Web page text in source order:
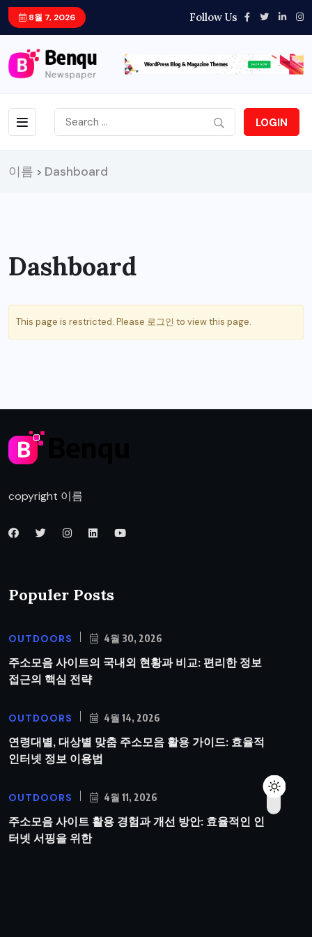
8월 7, 2026 Follow Us
LOGIN
이름 > Dashboard
Dashboard
This page is restricted. Please 로그인 to view this page.
copyright 이름
Populer Posts
OUTDOORS 4월 30, 2026
주소모음 사이트의 국내외 현황과 비교: 편리한 정보
접근의 핵심 전략
OUTDOORS 4월 14, 2026
연령대별, 대상별 맞춤 주소모음 활용 가이드: 효율적
인터넷 정보 이용법
OUTDOORS 4월 11, 2026
주소모음 사이트 활용 경험과 개선 방안: 효율적인 인
터넷 서핑을 위한